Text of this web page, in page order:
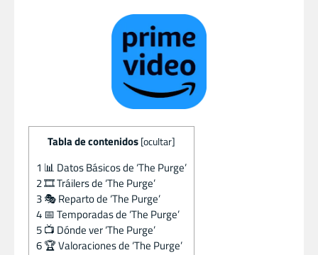
Tabla de contenidos [ocultar]
1 📊 Datos Básicos de ‘The Purge’
2🎞️ Tráilers de ‘The Purge’
3🎭 Reparto de ‘The Purge’
4📅 Temporadas de ‘The Purge’
5📺 Dónde ver ‘The Purge’
6🏆 Valoraciones de ‘The Purge’